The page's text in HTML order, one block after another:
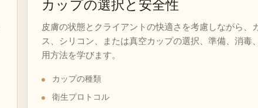
カップの選択と安全性
皮膚の状態とクライアントの快適さを考慮しながら、
ス、シリコン、または真空カップの選択、準備、消毒
用方法を学びます。
カップの種類
衛生プロトコル